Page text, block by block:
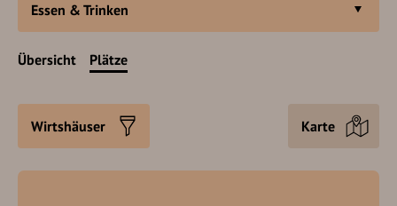
Essen & Trinken
Übersicht Plätze
Wirtshäuser Karte